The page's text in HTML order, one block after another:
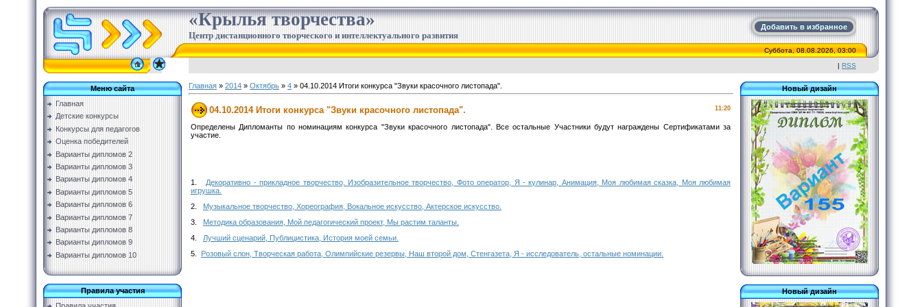
Добавить в избранное
«Крылья творчества»
Центр дистанционного творческого и интеллектуального развития
Суббота, 08.08.2026, 03:00
| RSS
Меню сайта
Главная
Детские конкурсы
Конкурсы для педагогов
Оценка победителей
Варианты дипломов 2
Варианты дипломов 3
Варианты дипломов 4
Варианты дипломов 5
Варианты дипломов 6
Варианты дипломов 7
Варианты дипломов 8
Варианты дипломов 9
Варианты дипломов 10
Правила участия
Главная » 2014 » Октябрь » 4 » 04.10.2014 Итоги конкурса "Звуки красочного листопада".
11:20
04.10.2014 Итоги конкурса "Звуки красочного листопада".
Определены Дипломанты по номинациям конкурса "Звуки красочного листопада". Все остальные Участники будут награждены Сертификатами за
участие.
1. Декоративно - прикладное творчество, Изобразительное творчество, Фото оператор, Я - кулинар, Анимация, Моя любимая сказка, Моя любимая
игрушка.
2. Музыкальное творчество, Хореография, Вокальное искусство, Актерское искусство.
3. Методика образования, Мой педагогический проект, Мы растим таланты.
4. Лучший сценарий, Публицистика, История моей семьи.
5. Розовый слон, Творческая работа, Олимпийские резервы, Наш второй дом, Стенгазета, Я - исследователь, остальные номинации.
Новый дизайн
Новый дизайн